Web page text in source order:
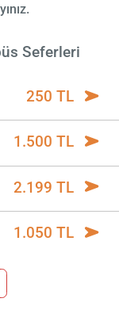
Seferleri
250 TL
1.500 TL
2.199 TL
1.050 TL